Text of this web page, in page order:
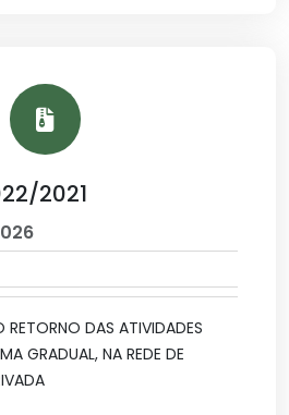
2021
RETORNO DAS ATIVIDADES
GRADUAL, NA REDE DE